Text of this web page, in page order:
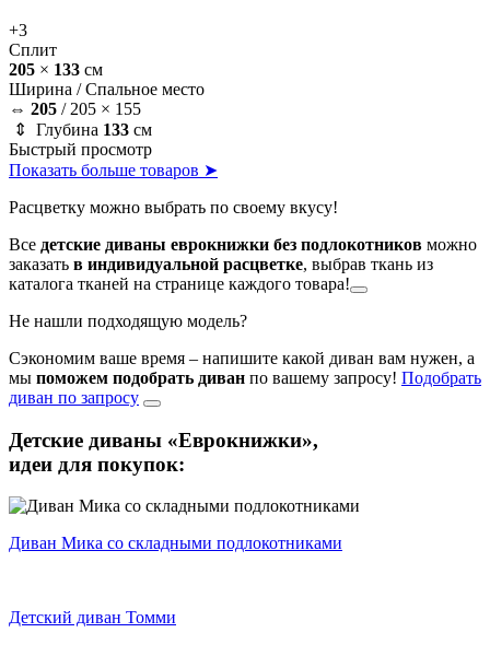
+3
Сплит
205 × 133 см
Ширина /Спальное место
⇔ 205 / 205 × 155
⇕ Глубина 133 см
Быстрый просмотр
Показать больше товаров ➤
Расцветку можно выбрать по своему вкусу!
Все детские диваны еврокнижки без подлокотников можно
заказать в индивидуальной расцветке, выбрав ткань из
каталога тканей на странице каждого товара!
Не нашли подходящую модель?
Сэкономим ваше время – напишите какой диван вам нужен, а
мы поможем подобрать диван по вашему запросу! Подобрать
диван по запросу
Детские диваны «Еврокнижки»,
идеи для покупок:
Диван Мика со складными подлокотниками
Детский диван Томми